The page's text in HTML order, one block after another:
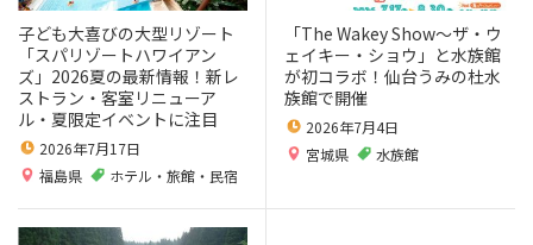
子ども大喜びの大型リゾート
「スパリゾートハワイアン
ズ」2026夏の最新情報！新レ
ストラン・客室リニューア
ル・夏限定イベントに注目
2026年7月17日
福島県
ホテル・旅館・民宿
「The Wakey Show～ザ・ウ
ェイキー・ショウ」と水族館
が初コラボ！仙台うみの杜水
族館で開催
2026年7月4日
宮城県
水族館